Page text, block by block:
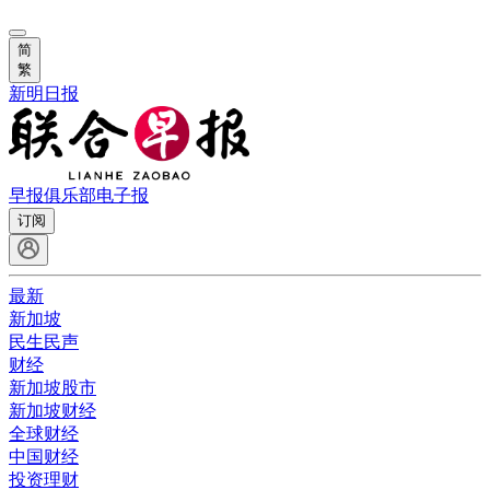
简
繁
新明日报
早报俱乐部电子报
订阅
最新
新加坡
民生民声
财经
新加坡股市
新加坡财经
全球财经
中国财经
投资理财